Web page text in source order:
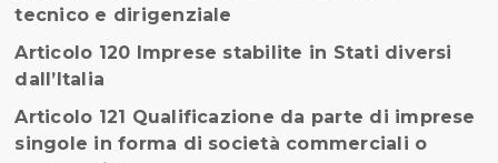
tecnico e dirigenziale
Articolo 120 Imprese stabilite in Stati diversi
dall’Italia
Articolo 121 Qualificazione da parte di imprese
singole in forma di società commerciali o